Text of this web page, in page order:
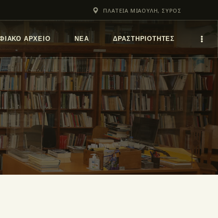
ΠΛΑΤΕΙΑ ΜΙΑΟΥΛΗ, ΣΥΡΟΣ
ΑΡΧΕΊΟ ΝΕΑ ΔΡΑΣΤΗΡΙΟΤΗΤΕΣ